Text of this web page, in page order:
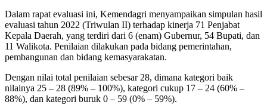
Dalam rapat evaluasi ini, Kemendagri menyampaikan simpulan hasil
evaluasi tahun 2022 (Triwulan II) terhadap kinerja 71 Penjabat
Kepala Daerah, yang terdiri dari 6 (enam) Gubernur, 54 Bupati, dan
11 Walikota. Penilaian dilakukan pada bidang pemerintahan,
pembangunan dan bidang kemasyarakatan.
Dengan nilai total penilaian sebesar 28, dimana kategori baik
nilainya 25 – 28 (89% – 100%), kategori cukup 17 – 24 (60% –
88%), dan kategori buruk 0 – 59 (0% – 59%).